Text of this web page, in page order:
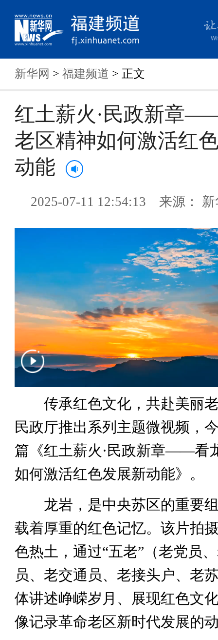
新华网 > 福建频道 > 正文
红土薪火·民政新章
老区精神如何激活红
动能
2025-07-11 12:54:13 来源：
传承红色文化，共赴美丽老
民政厅推出系列主题微视频，
篇《红土薪火·民政新章——看
如何激活红色发展新动能》。
龙岩，是中央苏区的重要组
载着厚重的红色记忆。该片拍
色热土，通过“五老”（老党员
员、老交通员、老接头户、老
体讲述峥嵘岁月、展现红色文
像记录革命老区新时代发展的